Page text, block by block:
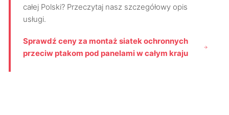
całej Polski? Przeczytaj nasz szczegółowy opis
usługi.
Sprawdź ceny za montaż siatek ochronnych
przeciw ptakom pod panelami w całym kraju